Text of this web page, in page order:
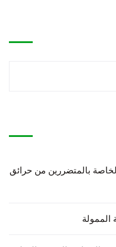
بالمتضررين من حرائق
الممولة